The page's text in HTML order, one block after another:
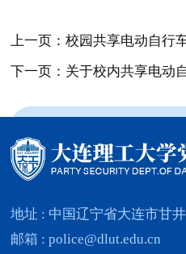
上一页：校园共享电动自行
地址 : 中国辽宁省大连市甘
邮箱 : police@dlut.edu.cn